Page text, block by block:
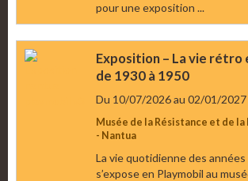
pour une exposition ...
Exposition – La vie rétro
de 1930 à 1950
Du 10/07/2026au 02/01/2027
Musée de la Résistance et de
- Nantua
La vie quotidienne des
s’expose en Playmobil au